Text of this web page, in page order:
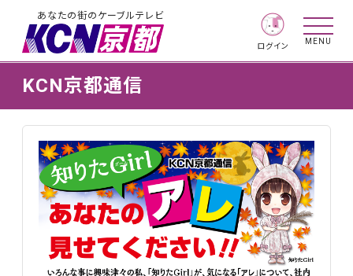
あなたの街のケーブルテレビ
ログイン
MENU
KCN京都通信